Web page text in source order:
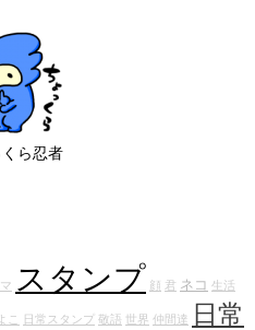
ら忍者
スタンプ 顔 君 ネコ 生活
こ 日常スタンプ 敬語 世界 仲間達 日常